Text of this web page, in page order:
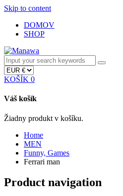
Skip to content
DOMOV
SHOP
KOŠÍK 0
Váš košík
Žiadny produkt v košíku.
Home
MEN
Funny, Games
Ferrari man
Product navigation